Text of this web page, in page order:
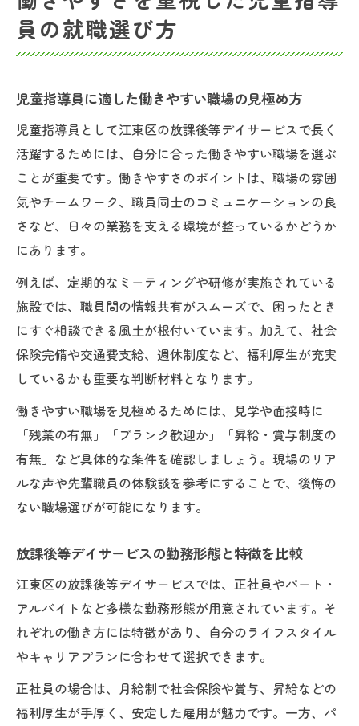
員の就職選び方
児童指導員に適した働きやすい職場の見極め方
児童指導員として江東区の放課後等デイサービスで長く
活躍するためには、自分に合った働きやすい職場を選ぶ
ことが重要です。働きやすさのポイントは、職場の雰囲
気やチームワーク、職員同士のコミュニケーションの良
さなど、日々の業務を支える環境が整っているかどうか
にあります。
例えば、定期的なミーティングや研修が実施されている
施設では、職員間の情報共有がスムーズで、困ったとき
にすぐ相談できる風土が根付いています。加えて、社会
保険完備や交通費支給、週休制度など、福利厚生が充実
しているかも重要な判断材料となります。
働きやすい職場を見極めるためには、見学や面接時に
「残業の有無」「ブランク歓迎か」「昇給・賞与制度の
有無」など具体的な条件を確認しましょう。現場のリア
ルな声や先輩職員の体験談を参考にすることで、後悔の
ない職場選びが可能になります。
放課後等デイサービスの勤務形態と特徴を比較
江東区の放課後等デイサービスでは、正社員やパート・
アルバイトなど多様な勤務形態が用意されています。そ
れぞれの働き方には特徴があり、自分のライフスタイル
やキャリアプランに合わせて選択できます。
正社員の場合は、月給制で社会保険や賞与、昇給などの
福利厚生が手厚く、安定した雇用が魅力です。一方、パ